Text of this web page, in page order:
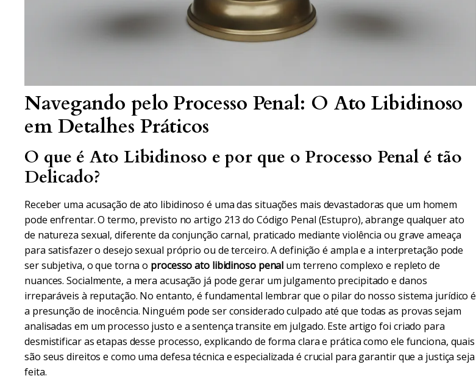
Navegando pelo Processo Penal: O Ato Libidinoso
em Detalhes Práticos
O que é Ato Libidinoso e por que o Processo Penal é tão
Delicado?
Receber uma acusação de ato libidinoso é uma das situações mais devastadoras que um homem
pode enfrentar. O termo, previsto no artigo 213 do Código Penal (Estupro), abrange qualquer ato
de natureza sexual, diferente da conjunção carnal, praticado mediante violência ou grave ameaça
para satisfazer o desejo sexual próprio ou de terceiro. A definição é ampla e a interpretação pode
ser subjetiva, o que torna o processo ato libidinoso penal um terreno complexo e repleto de
nuances. Socialmente, a mera acusação já pode gerar um julgamento precipitado e danos
irreparáveis à reputação. No entanto, é fundamental lembrar que o pilar do nosso sistema jurídico é
a presunção de inocência. Ninguém pode ser considerado culpado até que todas as provas sejam
analisadas em um processo justo e a sentença transite em julgado. Este artigo foi criado para
desmistificar as etapas desse processo, explicando de forma clara e prática como ele funciona, quais
são seus direitos e como uma defesa técnica e especializada é crucial para garantir que a justiça seja
feita.